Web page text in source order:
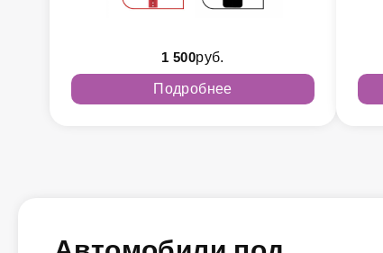
1 500руб.
Подробнее